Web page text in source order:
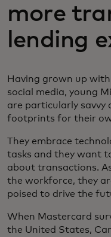
more
lending
Having grown up
social media, young
are particularly savvy
footprints for their
They embrace
tasks and they want
about transactions.
the workforce, they
poised to drive the
When Mastercard
the United States,